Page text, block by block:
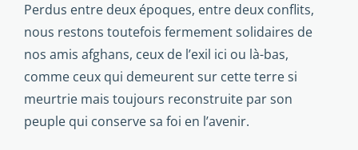
Perdus entre deux époques, entre deux conflits,
nous restons toute­fois fermement solidaires de
nos amis afghans, ceux de l’exil ici ou là-bas,
comme ceux qui demeurent sur cette terre si
meurtrie mais toujours re­construite par son
peuple qui conserve sa foi en l’avenir.